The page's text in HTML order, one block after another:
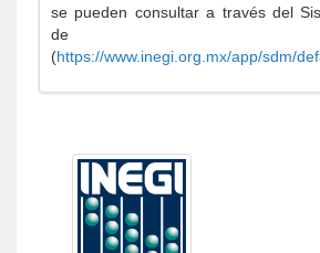
se pueden consultar a través del
de
(https://www.inegi.org.mx/app/sdm/